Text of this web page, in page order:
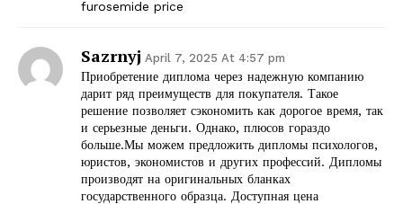
Company
Start Here
Contact Us
furosemide price
Sazrnyj April 7, 2025 At 4:57 pm
Приобретение диплома через надежную компанию
дарит ряд преимуществ для покупателя. Такое
решение позволяет сэкономить как дорогое время, так
и серьезные деньги. Однако, плюсов гораздо
больше.Мы можем предложить дипломы психологов,
юристов, экономистов и других профессий. Дипломы
производят на оригинальных бланках
государственного образца. Доступная цена